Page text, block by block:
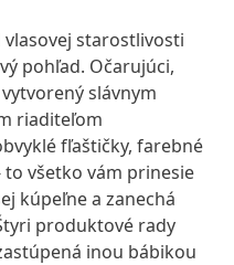
starostlivosti
pohľad. Očarujúci,
slávnym
riaditeľom
fľaštičky, farebné
všetko vám prinesie
kúpeľne a zanechá
produktové rady
inou bábikou